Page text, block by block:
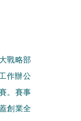
戰略部
作辦公
。賽事
創業全